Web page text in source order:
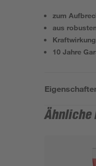
zum
aus
10 Jahre
Ähnliche